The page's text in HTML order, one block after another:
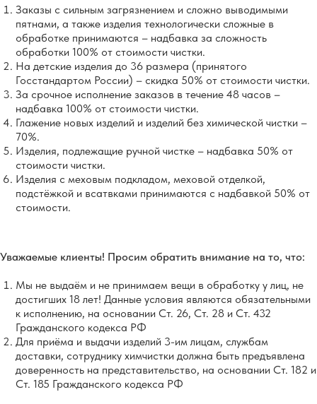
Заказы с сильным загрязнением и сложно выводимыми
пятнами, а также изделия технологически сложные в
обработке принимаются – надбавка за сложность
обработки 100% от стоимости чистки.
На детские изделия до 36 размера (принятого
Госстандартом России) – скидка 50% от стоимости чистки.
За срочное исполнение заказов в течение 48 часов –
надбавка 100% от стоимости чистки.
Глажение новых изделий и изделий без химической чистки –
70%.
Изделия, подлежащие ручной чистке – надбавка 50% от
стоимости чистки.
Изделия с меховым подкладом, меховой отделкой,
подстёжкой и всатвками принимаются с надбавкой 50% от
стоимости.
Уважаемые клиенты! Просим обратить внимание на то, что:
Мы не выдаём и не принимаем вещи в обработку у лиц, не
достигших 18 лет! Данные условия являются обязательными
к исполнению, на основании Ст. 26, Ст. 28 и Ст. 432
Гражданского кодекса РФ
Для приёма и выдачи изделий 3-им лицам, службам
доставки, сотруднику химчистки должна быть предъявлена
доверенность на представительство, на основании Ст. 182 и
Ст. 185 Гражданского кодекса РФ